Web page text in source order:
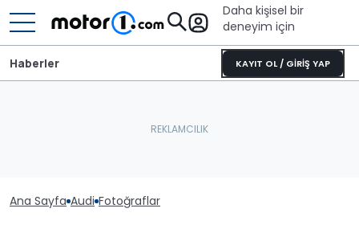
Daha kişisel bir
deneyim için
KAYIT OL / GİRİŞ YAP
Haberler
Ana Sayfa Audi Fotoğraflar